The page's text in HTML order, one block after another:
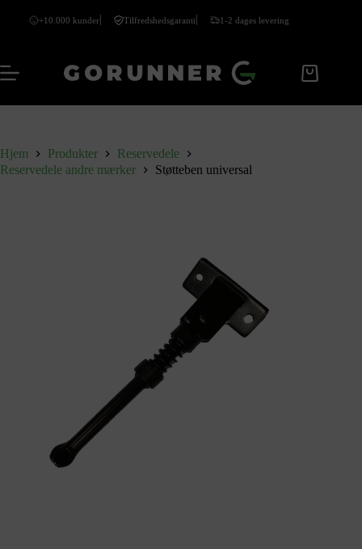
+10.000 kunder Tilfredshedsgaranti 1-2 dages levering
Hjem Produkter
Reservedele
Reservedele andre mærker
Støtteben universal